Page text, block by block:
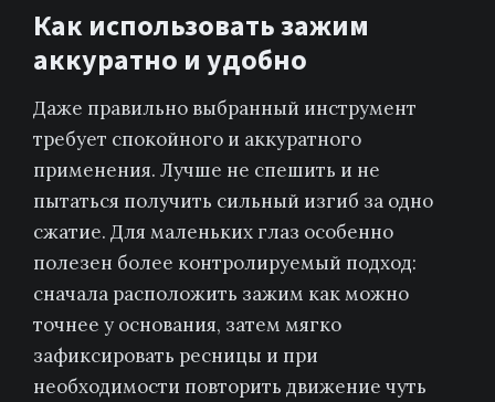
Как использовать зажим
аккуратно и удобно
Даже правильно выбранный инструмент
требует спокойного и аккуратного
применения. Лучше не спешить и не
пытаться получить сильный изгиб за одно
сжатие. Для маленьких глаз особенно
полезен более контролируемый подход:
сначала расположить зажим как можно
точнее у основания, затем мягко
зафиксировать ресницы и при
необходимости повторить движение чуть